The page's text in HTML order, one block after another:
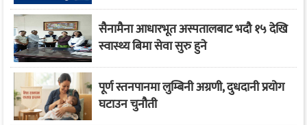
सैनामैना आधारभूत अस्पतालबाट भदौ १५ देखि
स्वास्थ्य बिमा सेवा सुरु हुने
पूर्ण स्तनपानमा लुम्बिनी अग्रणी, दुधदानी प्रयोग
घटाउन चुनौती